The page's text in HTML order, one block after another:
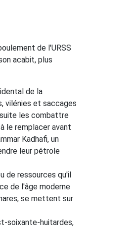
de l'URSS
acabit, plus
de la
vilénies et saccages
les combattre
le remplacer avant
Kadhafi, un
leur pétrole
de ressources qu'il
de l'âge moderne
se mettent sur
soixante-huitardes,